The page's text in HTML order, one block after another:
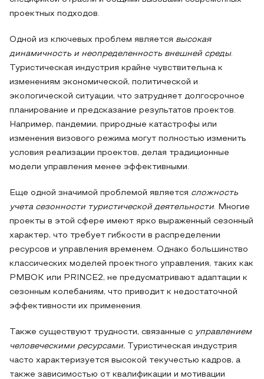
проектных подходов.
Одной из ключевых проблем является высокая
динамичность и неопределенность внешней среды.
Туристическая индустрия крайне чувствительна к
изменениям экономической, политической и
экологической ситуации, что затрудняет долгосрочное
планирование и предсказание результатов проектов.
Например, пандемии, природные катастрофы или
изменения визового режима могут полностью изменить
условия реализации проектов, делая традиционные
модели управления менее эффективными.
Еще одной значимой проблемой является сложность
учета сезонности туристической деятельности. Многие
проекты в этой сфере имеют ярко выраженный сезонный
характер, что требует гибкости в распределении
ресурсов и управления временем. Однако большинство
классических моделей проектного управления, таких как
PMBOK или PRINCE2, не предусматривают адаптации к
сезонным колебаниям, что приводит к недостаточной
эффективности их применения.
Также существуют трудности, связанные с управлением
человеческими ресурсами. Туристическая индустрия
часто характеризуется высокой текучестью кадров, а
также зависимостью от квалификации и мотивации